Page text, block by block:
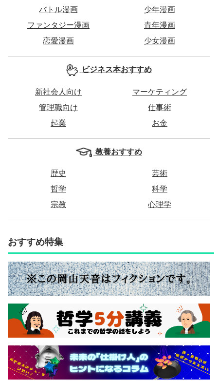
バトル漫画
少年漫画
ファンタジー漫画
青年漫画
恋愛漫画
少女漫画
ビジネス本おすすめ
新社会人向け
マーケティング
管理職向け
仕事術
起業
お金
教養おすすめ
歴史
芸術
哲学
科学
宗教
心理学
おすすめ特集